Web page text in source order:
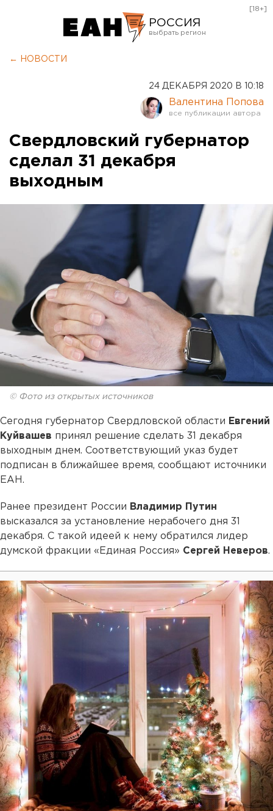
РОССИЯ
Курган
Оренбург
[18+]
← НОВОСТИ
24 ДЕКАБРЯ 2020 В 10:18
Валентина Попова
Свердловский губернатор
сделал 31 декабря
выходным
© Фото из открытых источников
Сегодня губернатор Свердловской области Евгений
Куйвашев принял решение сделать 31 декабря
выходным днем. Соответствующий указ будет
подписан в ближайшее время, сообщают источники
ЕАН.
Ранее президент России Владимир Путин
высказался за установление нерабочего дня 31
декабря. С такой идеей к нему обратился лидер
думской фракции «Единая Россия» Сергей Неверов.